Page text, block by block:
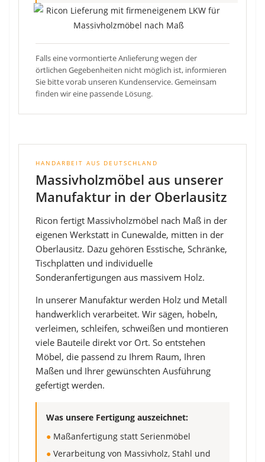
Falls eine vormontierte Anlieferung wegen der
örtlichen Gegebenheiten nicht möglich ist, informieren
Sie bitte vorab unseren Kundenservice. Gemeinsam
finden wir eine passende Lösung.
HANDARBEIT AUS DEUTSCHLAND
Massivholzmöbel aus unserer
Manufaktur in der Oberlausitz
Ricon fertigt Massivholzmöbel nach Maß in der
eigenen Werkstatt in Cunewalde, mitten in der
Oberlausitz. Dazu gehören Esstische, Schränke,
Tischplatten und individuelle
Sonderanfertigungen aus massivem Holz.
In unserer Manufaktur werden Holz und Metall
handwerklich verarbeitet. Wir sägen, hobeln,
verleimen, schleifen, schweißen und montieren
viele Bauteile direkt vor Ort. So entstehen
Möbel, die passend zu Ihrem Raum, Ihren
Maßen und Ihrer gewünschten Ausführung
gefertigt werden.
Was unsere Fertigung auszeichnet:
● Maßanfertigung statt Serienmöbel
● Verarbeitung von Massivholz, Stahl und